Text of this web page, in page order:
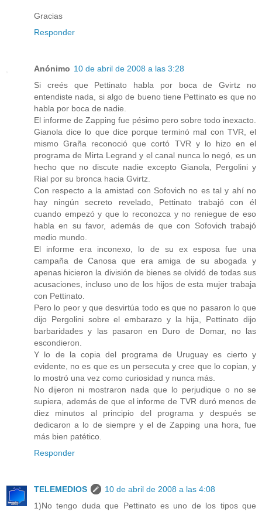
Gracias
Responder
Anónimo 10 de abril de 2008 a las 3:28
Si creés que Pettinato habla por boca de Gvirtz no
entendiste nada, si algo de bueno tiene Pettinato es que no
habla por boca de nadie.
El informe de Zapping fue pésimo pero sobre todo inexacto.
Gianola dice lo que dice porque terminó mal con TVR, el
mismo Graña reconoció que cortó TVR y lo hizo en el
programa de Mirta Legrand y el canal nunca lo negó, es un
hecho que no discute nadie excepto Gianola, Pergolini y
Rial por su bronca hacia Gvirtz.
Con respecto a la amistad con Sofovich no es tal y ahí no
hay ningún secreto revelado, Pettinato trabajó con él
cuando empezó y que lo reconozca y no reniegue de eso
habla en su favor, además de que con Sofovich trabajó
medio mundo.
El informe era inconexo, lo de su ex esposa fue una
campaña de Canosa que era amiga de su abogada y
apenas hicieron la división de bienes se olvidó de todas sus
acusaciones, incluso uno de los hijos de esta mujer trabaja
con Pettinato.
Pero lo peor y que desvirtúa todo es que no pasaron lo que
dijo Pergolini sobre el embarazo y la hija, Pettinato dijo
barbaridades y las pasaron en Duro de Domar, no las
escondieron.
Y lo de la copia del programa de Uruguay es cierto y
evidente, no es que es un persecuta y cree que lo copian, y
lo mostró una vez como curiosidad y nunca más.
No dijeron ni mostraron nada que lo perjudique o no se
supiera, además de que el informe de TVR duró menos de
diez minutos al principio del programa y después se
dedicaron a lo de siempre y el de Zapping una hora, fue
más bien patético.
Responder
TELEMEDIOS
10 de abril de 2008 a las 4:08
1)No tengo duda que Pettinato es uno de los tipos que